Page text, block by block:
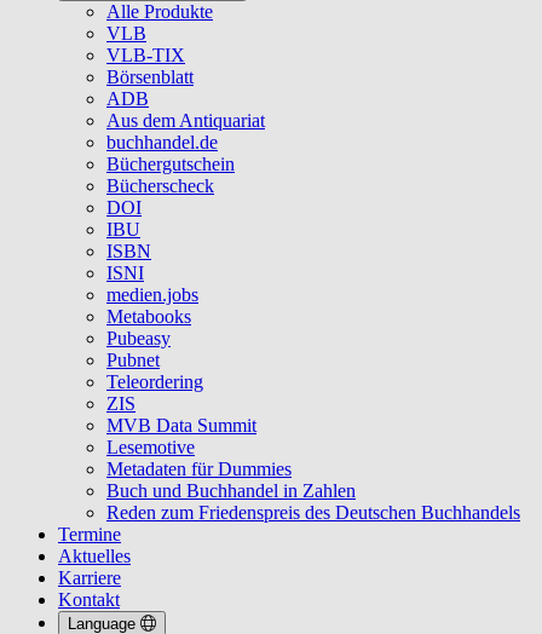
Alle Produkte
VLB
VLB-TIX
Börsenblatt
ADB
Aus dem Antiquariat
buchhandel.de
Büchergutschein
Bücherscheck
DOI
IBU
ISBN
ISNI
medien.jobs
Metabooks
Pubeasy
Pubnet
Teleordering
ZIS
MVB Data Summit
Lesemotive
Metadaten für Dummies
Buch und Buchhandel in Zahlen
Reden zum Friedenspreis des Deutschen Buchhandels
Termine
Aktuelles
Karriere
Kontakt
Language